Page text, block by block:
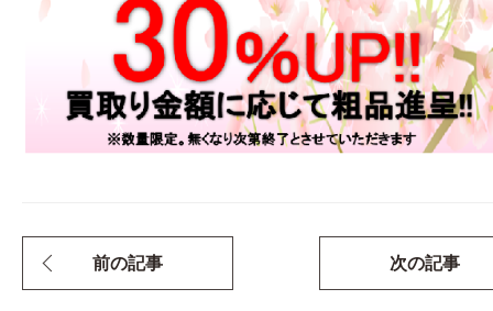
前の記事 次の記事